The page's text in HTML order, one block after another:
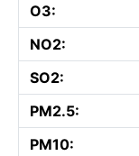
O3:
NO2:
SO2:
PM2.5:
PM10: